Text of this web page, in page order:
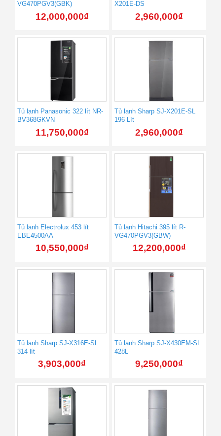
VG470PGV3(GBK)
12,000,000₫
X201E-DS
2,960,000₫
Tủ lạnh Panasonic 322 lít NR-
BV368GKVN
11,750,000₫
Tủ lạnh Sharp SJ-X201E-SL
196 Lít
2,960,000₫
Tủ lạnh Electrolux 453 lít
EBE4500AA
10,550,000₫
Tủ lạnh Hitachi 395 lít R-
VG470PGV3(GBW)
12,200,000₫
Tủ lạnh Sharp SJ-X316E-SL
314 lít
3,903,000₫
Tủ lạnh Sharp SJ-X430EM-SL
428L
9,250,000₫